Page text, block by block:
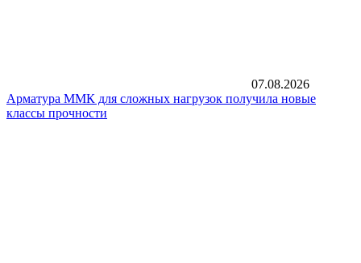
07.08.2026
Арматура ММК для сложных нагрузок получила новые
классы прочности